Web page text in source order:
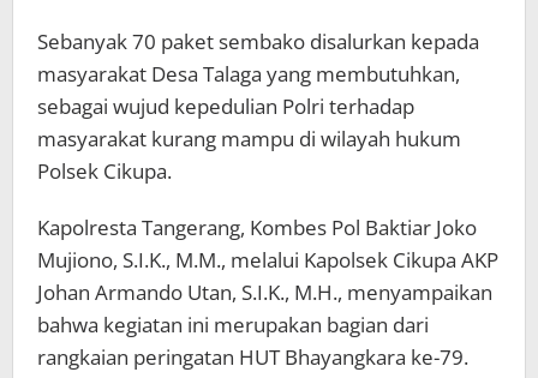
Sebanyak 70 paket sembako disalurkan kepada
masyarakat Desa Talaga yang membutuhkan,
sebagai wujud kepedulian Polri terhadap
masyarakat kurang mampu di wilayah hukum
Polsek Cikupa.
Kapolresta Tangerang, Kombes Pol Baktiar Joko
Mujiono, S.I.K., M.M., melalui Kapolsek Cikupa AKP
Johan Armando Utan, S.I.K., M.H., menyampaikan
bahwa kegiatan ini merupakan bagian dari
rangkaian peringatan HUT Bhayangkara ke-79.